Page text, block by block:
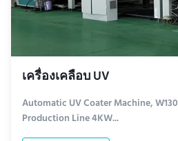
เครื่องเคลือบ UV
Automatic UV Coater Machine,
Production Line 4KW...